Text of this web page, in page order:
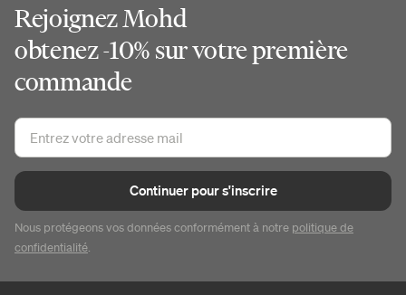
Rejoignez Mohd
obtenez -10% sur votre première
commande
Continuer pour s'inscrire
Nous protégeons vos données conformément à notre politique de
confidentialité.